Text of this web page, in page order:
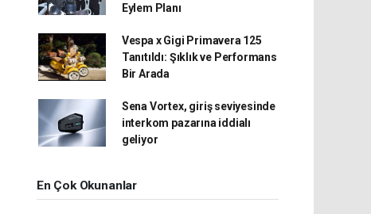
Eylem Planı
Vespa x Gigi Primavera 125
Tanıtıldı: Şıklık ve Performans
Bir Arada
Sena Vortex, giriş seviyesinde
interkom pazarına iddialı
geliyor
En Çok Okunanlar